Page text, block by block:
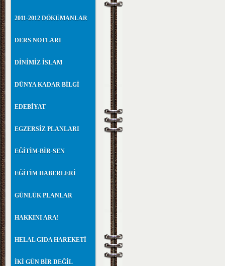
2011-2012 DÖKÜMANLAR
DERS NOTLARI
DİNİMİZ İSLAM
DÜNYA KADAR BİLGİ
EDEBİYAT
EGZERSİZ PLANLARI
EĞİTİM-BİR-SEN
EĞİTİM HABERLERİ
GÜNLÜK PLANLAR
HAKKINI ARA!
HELAL GIDA HAREKETİ
İKİ GÜN BİR DEĞİL